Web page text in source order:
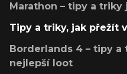
Marathon – tipy a triky
Tipy a triky, jak přežít
Borderlands 4 – tipy a
nejlepší loot